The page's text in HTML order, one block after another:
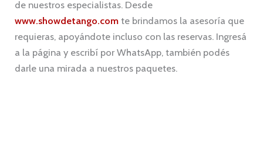
de nuestros especialistas. Desde
www.showdetango.com te brindamos la asesoría que
requieras, apoyándote incluso con las reservas. Ingresá
a la página y escribí por WhatsApp, también podés
darle una mirada a nuestros paquetes.